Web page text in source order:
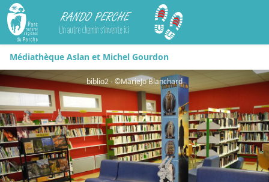
Rando Perche
Médiathèque Aslan et Michel Gourdon
biblio2 - ©MarieJo Blanchard